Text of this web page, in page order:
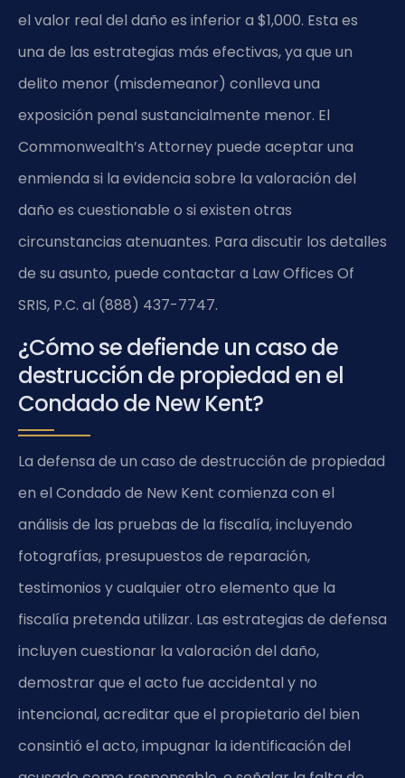
el valor real del daño es inferior a $1,000. Esta es
una de las estrategias más efectivas, ya que un
delito menor (misdemeanor) conlleva una
exposición penal sustancialmente menor. El
Commonwealth’s Attorney puede aceptar una
enmienda si la evidencia sobre la valoración del
daño es cuestionable o si existen otras
circunstancias atenuantes. Para discutir los detalles
de su asunto, puede contactar a Law Offices Of
SRIS, P.C. al (888) 437-7747.
¿Cómo se defiende un caso de
destrucción de propiedad en el
Condado de New Kent?
La defensa de un caso de destrucción de propiedad
en el Condado de New Kent comienza con el
análisis de las pruebas de la fiscalía, incluyendo
fotografías, presupuestos de reparación,
testimonios y cualquier otro elemento que la
fiscalía pretenda utilizar. Las estrategias de defensa
incluyen cuestionar la valoración del daño,
demostrar que el acto fue accidental y no
intencional, acreditar que el propietario del bien
consintió el acto, impugnar la identificación del